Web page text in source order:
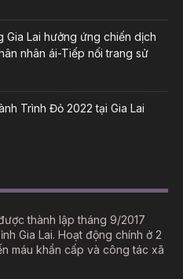
Gia Lai hưởng ứng chiến dịch
nhân ái-Tiếp nối trang sử
Trình Đỏ 2022 tại Gia Lai
thành lập tháng 9/2017
Gia Lai. Hoạt động chính ở 2
máu khẩn cấp và công tác xã